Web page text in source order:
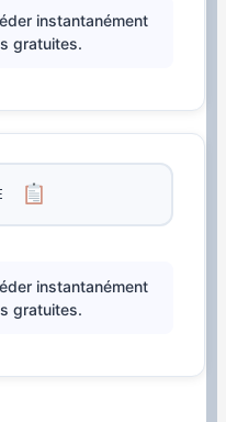
instantanément
gratuites.
instantanément
gratuites.